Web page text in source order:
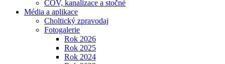
ČOV, kanalizace a stočné
Média a aplikace
Choltický zpravodaj
Fotogalerie
Rok 2026
Rok 2025
Rok 2024